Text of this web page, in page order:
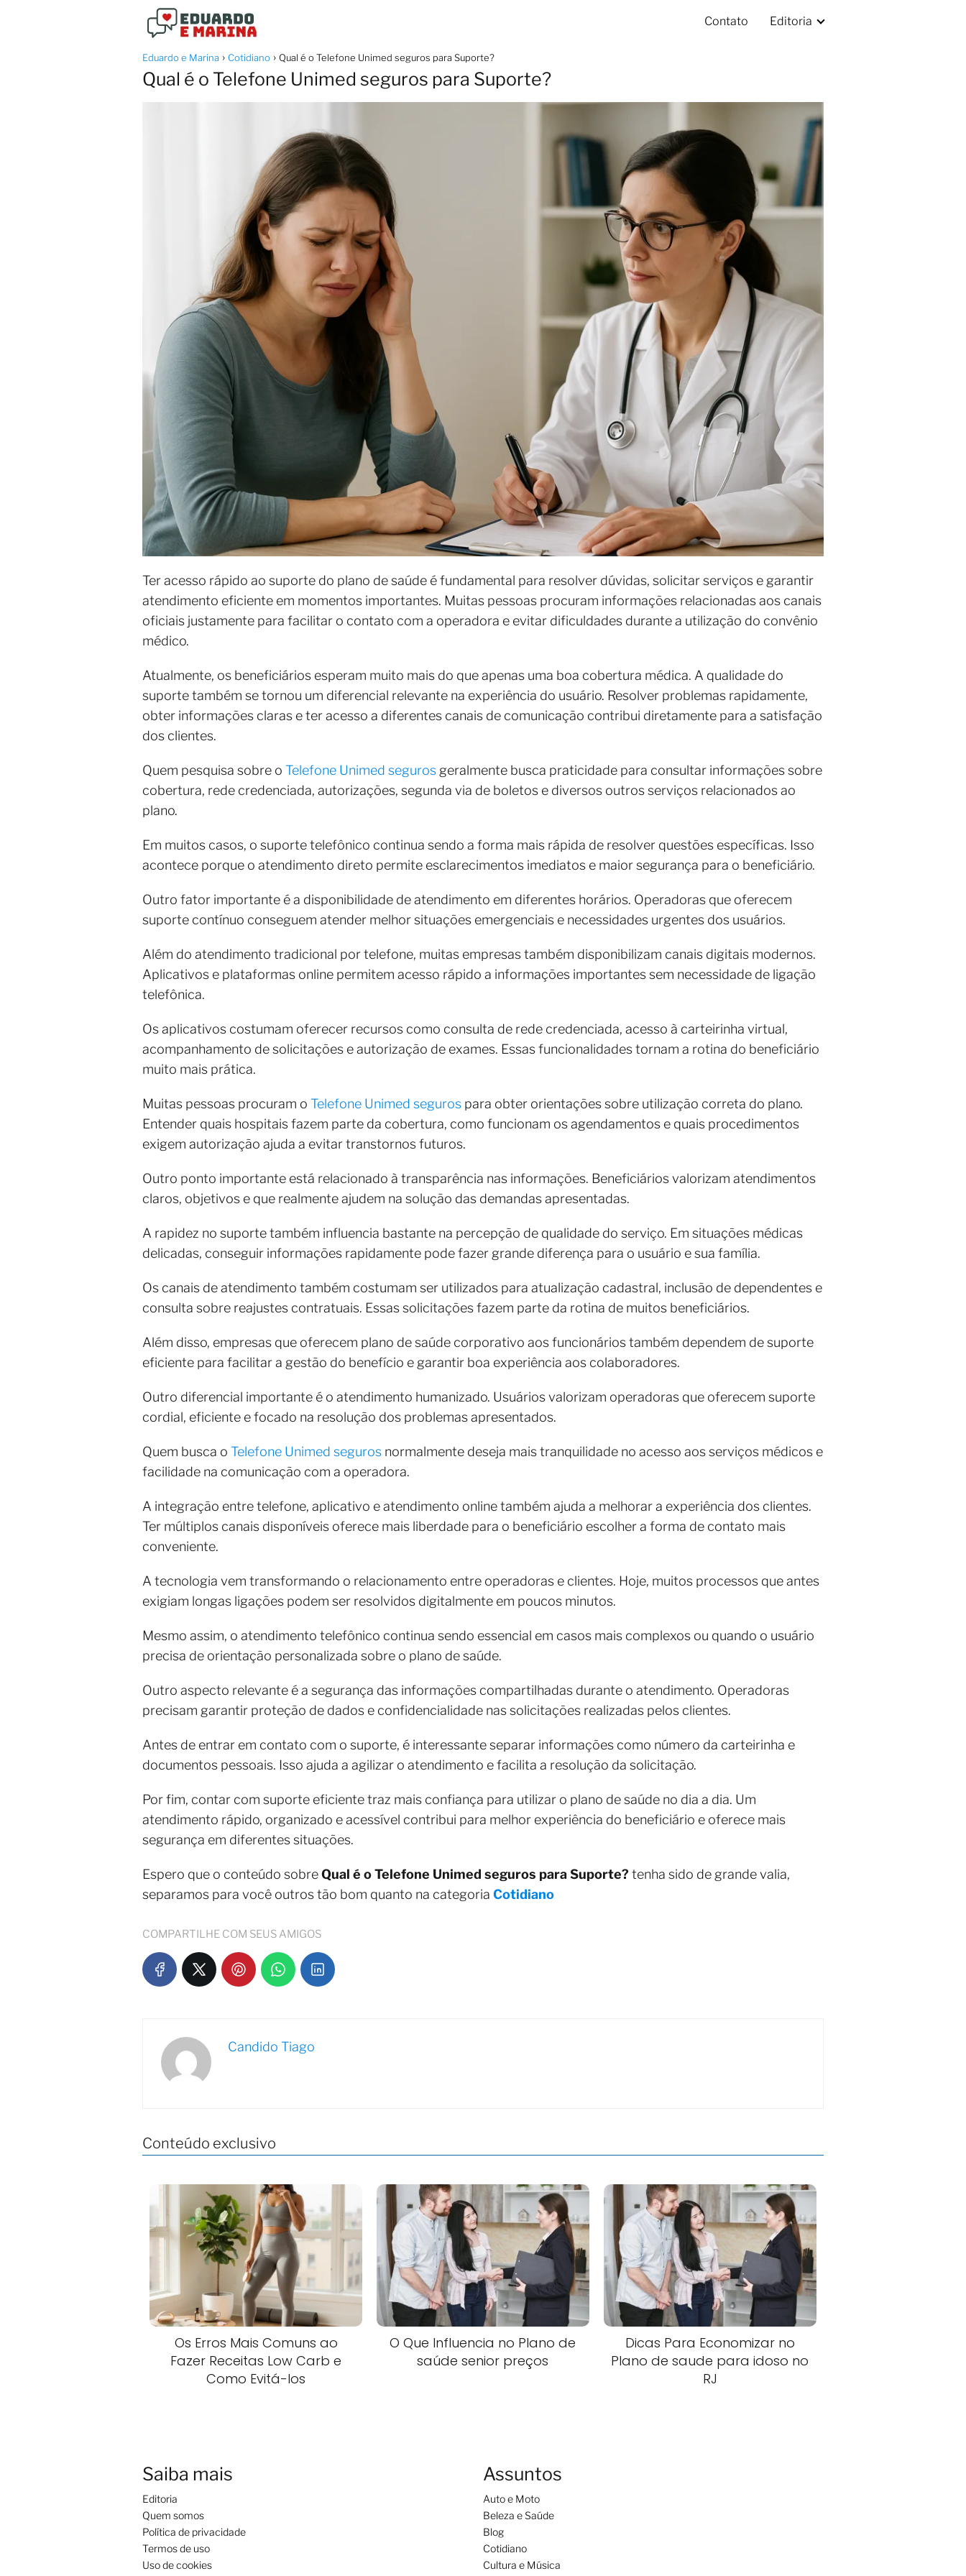
Contato Editoria
Eduardo e Marina Cotidiano Qual é o Telefone Unimed seguros para Suporte?
Qual é o Telefone Unimed seguros para Suporte?
Ter acesso rápido ao suporte do plano de saúde é fundamental para resolver dúvidas, solicitar serviços e garantir
atendimento eficiente em momentos importantes. Muitas pessoas procuram informações relacionadas aos canais
oficiais justamente para facilitar o contato com a operadora e evitar dificuldades durante a utilização do convênio
médico.
Atualmente, os beneficiários esperam muito mais do que apenas uma boa cobertura médica. A qualidade do
suporte também se tornou um diferencial relevante na experiência do usuário. Resolver problemas rapidamente,
obter informações claras e ter acesso a diferentes canais de comunicação contribui diretamente para a satisfação
dos clientes.
Quem pesquisa sobre o Telefone Unimed segurosgeralmente busca praticidade para consultar informações sobre
cobertura, rede credenciada, autorizações, segunda via de boletos e diversos outros serviços relacionados ao
plano.
Em muitos casos, o suporte telefônico continua sendo a forma mais rápida de resolver questões específicas. Isso
acontece porque o atendimento direto permite esclarecimentos imediatos e maior segurança para o beneficiário.
Outro fator importante é a disponibilidade de atendimento em diferentes horários. Operadoras que oferecem
suporte contínuo conseguem atender melhor situações emergenciais e necessidades urgentes dos usuários.
Além do atendimento tradicional por telefone, muitas empresas também disponibilizam canais digitais modernos.
Aplicativos e plataformas online permitem acesso rápido a informações importantes sem necessidade de ligação
telefônica.
Os aplicativos costumam oferecer recursos como consulta de rede credenciada, acesso à carteirinha virtual,
acompanhamento de solicitações e autorização de exames. Essas funcionalidades tornam a rotina do beneficiário
muito mais prática.
Muitas pessoas procuram o Telefone Unimed seguros para obter orientações sobre utilização correta do plano.
Entender quais hospitais fazem parte da cobertura, como funcionam os agendamentos e quais procedimentos
exigem autorização ajuda a evitar transtornos futuros.
Outro ponto importante está relacionado à transparência nas informações. Beneficiários valorizam atendimentos
claros, objetivos e que realmente ajudem na solução das demandas apresentadas.
A rapidez no suporte também influencia bastante na percepção de qualidade do serviço. Em situações médicas
delicadas, conseguir informações rapidamente pode fazer grande diferença para o usuário e sua família.
Os canais de atendimento também costumam ser utilizados para atualização cadastral, inclusão de dependentes e
consulta sobre reajustes contratuais. Essas solicitações fazem parte da rotina de muitos beneficiários.
Além disso, empresas que oferecem plano de saúde corporativo aos funcionários também dependem de suporte
eficiente para facilitar a gestão do benefício e garantir boa experiência aos colaboradores.
Outro diferencial importante é o atendimento humanizado. Usuários valorizam operadoras que oferecem suporte
cordial, eficiente e focado na resolução dos problemas apresentados.
Quem busca o Telefone Unimed seguros normalmente deseja mais tranquilidade no acesso aos serviços médicos e
facilidade na comunicação com a operadora.
A integração entre telefone, aplicativo e atendimento online também ajuda a melhorar a experiência dos clientes.
Ter múltiplos canais disponíveis oferece mais liberdade para o beneficiário escolher a forma de contato mais
conveniente.
A tecnologia vem transformando o relacionamento entre operadoras e clientes. Hoje, muitos processos que antes
exigiam longas ligações podem ser resolvidos digitalmente em poucos minutos.
Mesmo assim, o atendimento telefônico continua sendo essencial em casos mais complexos ou quando o usuário
precisa de orientação personalizada sobre o plano de saúde.
Outro aspecto relevante é a segurança das informações compartilhadas durante o atendimento. Operadoras
precisam garantir proteção de dados e confidencialidade nas solicitações realizadas pelos clientes.
Antes de entrar em contato com o suporte, é interessante separar informações como número da carteirinha e
documentos pessoais. Isso ajuda a agilizar o atendimento e facilita a resolução da solicitação.
Por fim, contar com suporte eficiente traz mais confiança para utilizar o plano de saúde no dia a dia. Um
atendimento rápido, organizado e acessível contribui para melhor experiência do beneficiário e oferece mais
segurança em diferentes situações.
Espero que o conteúdo sobreQual é o Telefone Unimed seguros para Suporte?tenha sido de grande valia,
separamos para você outros tão bom quanto na categoria Cotidiano
COMPARTILHE COM SEUS AMIGOS
Candido Tiago
Conteúdo exclusivo
Os Erros Mais Comuns ao
Fazer Receitas Low Carb e
Como Evitá-los
O Que Influencia no Plano de
saúde senior preços
Dicas Para Economizar no
Plano de saude para idoso no
RJ
Saiba mais
Editoria
Quem somos
Política de privacidade
Termos de uso
Uso de cookies
Assuntos
Auto e Moto
Beleza e Saúde
Blog
Cotidiano
Cultura e Música